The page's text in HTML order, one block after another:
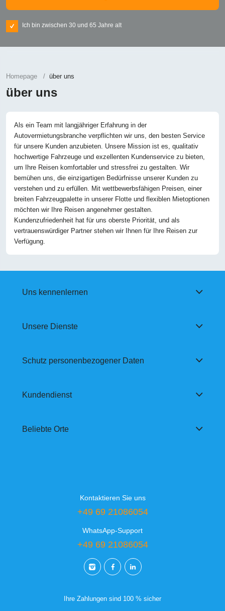
Ich bin zwischen 30 und 65 Jahre alt
Homepage über uns
über uns
Als ein Team mit langjähriger Erfahrung in der
Autovermietungsbranche verpflichten wir uns, den besten Service
für unsere Kunden anzubieten. Unsere Mission ist es, qualitativ
hochwertige Fahrzeuge und exzellenten Kundenservice zu bieten,
um Ihre Reisen komfortabler und stressfrei zu gestalten. Wir
bemühen uns, die einzigartigen Bedürfnisse unserer Kunden zu
verstehen und zu erfüllen. Mit wettbewerbsfähigen Preisen, einer
breiten Fahrzeugpalette in unserer Flotte und flexiblen Mietoptionen
möchten wir Ihre Reisen angenehmer gestalten.
Kundenzufriedenheit hat für uns oberste Priorität, und als
vertrauenswürdiger Partner stehen wir Ihnen für Ihre Reisen zur
Verfügung.
Uns kennenlernen
Unsere Dienste
Schutz personenbezogener Daten
Kundendienst
Beliebte Orte
Kontaktieren Sie uns
+49 69 21086054
WhatsApp-Support
+49 69 21086054
Ihre Zahlungen sind 100 % sicher